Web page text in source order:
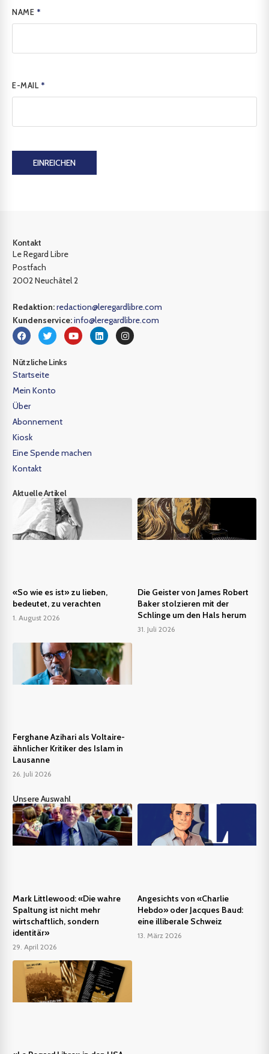
NAME *
E-MAIL *
EINREICHEN
Kontakt
Le Regard Libre
Postfach
2002 Neuchâtel 2
Redaktion:redaction@leregardlibre.com
Kundenservice:info@leregardlibre.com
Nützliche Links
Startseite
Mein Konto
Über
Abonnement
Kiosk
Eine Spende machen
Kontakt
Aktuelle Artikel
«So wie es ist» zu lieben,
bedeutet, zu verachten
1. August 2026
Die Geister von James Robert
Baker stolzieren mit der
Schlinge um den Hals herum
31. Juli 2026
Ferghane Azihari als Voltaire-
ähnlicher Kritiker des Islam in
Lausanne
26. Juli 2026
Unsere Auswahl
Mark Littlewood: «Die wahre
Spaltung ist nicht mehr
wirtschaftlich, sondern
identitär»
29. April 2026
Angesichts von «Charlie
Hebdo» oder Jacques Baud:
eine illiberale Schweiz
13. März 2026